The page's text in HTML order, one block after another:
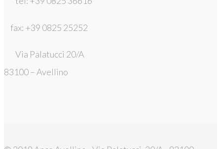
fax: +39 0825 25252
Via Palatucci 20/A
83100 – Avellino